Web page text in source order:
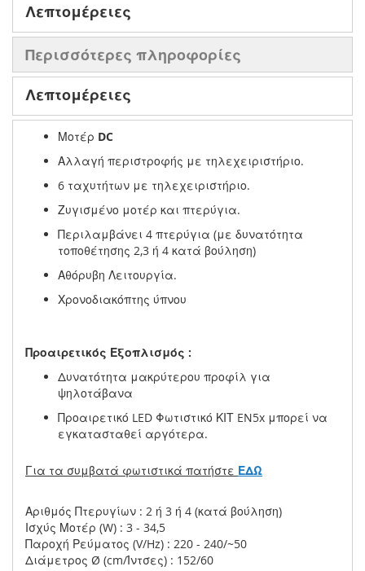
Λεπτομέρειες
Περισσότερες πληροφορίες
Λεπτομέρειες
Μοτέρ DC
Αλλαγή περιστροφής με τηλεχειριστήριο.
6 ταχυτήτων με τηλεχειριστήριο.
Ζυγισμένο μοτέρ και πτερύγια.
Περιλαμβάνει 4 πτερύγια (με δυνατότητα
τοποθέτησης 2,3 ή 4 κατά βούληση)
Αθόρυβη Λειτουργία.
Χρονοδιακόπτης ύπνου
Προαιρετικός Εξοπλισμός :
Δυνατότητα μακρύτερου προφίλ για
ψηλοτάβανα
Προαιρετικό LED Φωτιστικό ΚΙΤ EN5x μπορεί να
εγκατασταθεί αργότερα.
Για τα συμβατά φωτιστικά πατήστε ΕΔΩ
Αριθμός Πτερυγίων : 2 ή 3 ή 4 (κατά βούληση)
Ισχύς Μοτέρ (W) : 3 - 34,5
Παροχή Ρεύματος (V/Hz) : 220 - 240/~50
Διάμετρος Ø (cm/Ίντσες) : 152/60